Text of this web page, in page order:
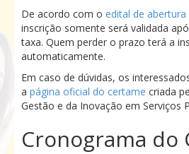
De acordo com o edital de
inscrição somente será validada
taxa. Quem perder o prazo terá a
automaticamente.
Em caso de dúvidas, os
a página oficial do certame criada
Gestão e da Inovação em Serviços
Cronograma do